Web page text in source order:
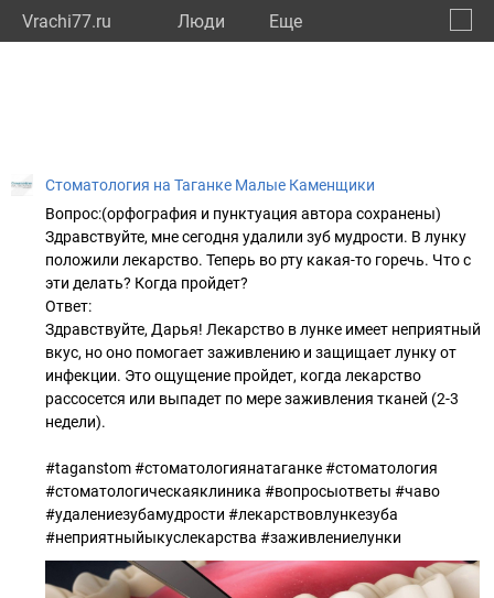
Vrachi77.ru Люди Eще
Стоматология на Таганке Малые Каменщики
Вопрос:(орфография и пунктуация автора сохранены)
Здравствуйте, мне сегодня удалили зуб мудрости. В лунку
положили лекарство. Теперь во рту какая-то горечь. Что с
эти делать? Когда пройдет?
Ответ:
Здравствуйте, Дарья! Лекарство в лунке имеет неприятный
вкус, но оно помогает заживлению и защищает лунку от
инфекции. Это ощущение пройдет, когда лекарство
рассосется или выпадет по мере заживления тканей (2-3
недели).
#taganstom #стоматологиянатаганке #стоматология
#стоматологическаяклиника #вопросыответы #чаво
#удалениезубамудрости #лекарствовлункезуба
#неприятныйыкуслекарства #заживлениелунки